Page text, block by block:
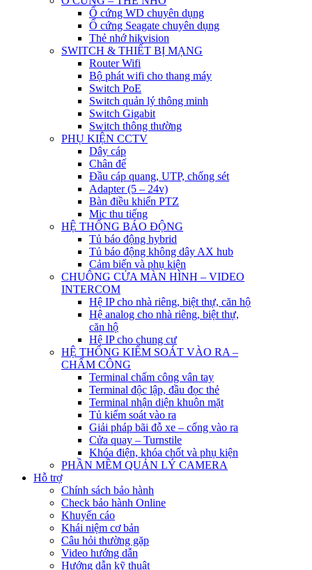
Ổ cứng WD chuyên dụng
Ổ cứng Seagate chuyên dụng
Thẻ nhớ hikvision
SWITCH & THIẾT BỊ MẠNG
Router Wifi
Bộ phát wifi cho thang máy
Switch PoE
Switch quản lý thông minh
Switch Gigabit
Switch thông thường
PHỤ KIỆN CCTV
Dây cáp
Chân đế
Đầu cáp quang, UTP, chống sét
Adapter (5 – 24v)
Bàn điều khiển PTZ
Mic thu tiếng
HỆ THỐNG BÁO ĐỘNG
Tủ báo động hybrid
Tủ báo động không dây AX hub
Cảm biến và phụ kiện
CHUÔNG CỬA MÀN HÌNH – VIDEO
INTERCOM
Hệ IP cho nhà riêng, biệt thự, căn hộ
Hệ analog cho nhà riêng, biệt thự,
căn hộ
Hệ IP cho chung cư
HỆ THỐNG KIỂM SOÁT VÀO RA –
CHẤM CÔNG
Terminal chấm công vân tay
Terminal độc lập, đầu đọc thẻ
Terminal nhận diện khuôn mặt
Tủ kiểm soát vào ra
Giải pháp bãi đỗ xe – cổng vào ra
Cửa quay – Turnstile
Khóa điện, khóa chốt và phụ kiện
PHẦN MỀM QUẢN LÝ CAMERA
Hỗ trợ
Chính sách bảo hành
Check bảo hành Online
Khuyến cáo
Khái niệm cơ bản
Câu hỏi thường gặp
Video hướng dẫn
Hướng dẫn kỹ thuật